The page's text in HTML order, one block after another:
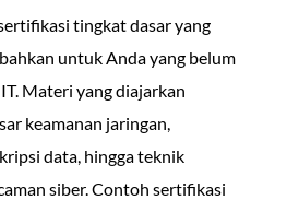
tingkat dasar yang
untuk Anda yang belum
Materi yang diajarkan
keamanan jaringan,
data, hingga teknik
siber. Contoh sertifikasi